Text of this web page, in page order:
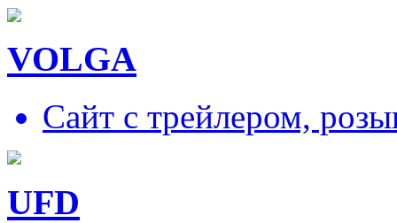
VOLGA
Сайт с трейлером,
UFD